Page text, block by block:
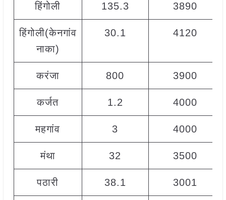
हिंगोली 135.3 3890
हिंगोली(केनगांव
नाका)
30.1 4120
करंजा 800 3900
कर्जत 1.2 4000
महगांव 3 4000
मंथा 32 3500
पठारी 38.1 3001